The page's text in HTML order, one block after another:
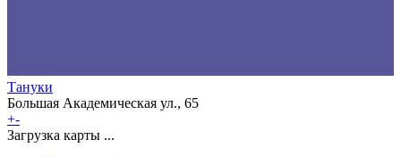
Тануки
Большая Академическая ул., 65
+-
Загрузка карты ...